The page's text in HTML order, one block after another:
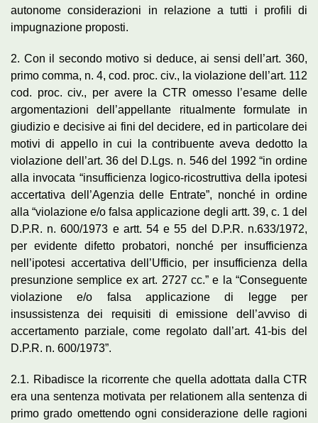
autonome considerazioni in relazione a tutti i profili di
impugnazione proposti.
2. Con il secondo motivo si deduce, ai sensi dell’art. 360,
primo comma, n. 4, cod. proc. civ., la violazione dell’art. 112
cod. proc. civ., per avere la CTR omesso l’esame delle
argomentazioni dell’appellante ritualmente formulate in
giudizio e decisive ai fini del decidere, ed in particolare dei
motivi di appello in cui la contribuente aveva dedotto la
violazione dell’art. 36 del D.Lgs. n. 546 del 1992 “in ordine
alla invocata “insufficienza logico-ricostruttiva della ipotesi
accertativa dell’Agenzia delle Entrate”, nonché in ordine
alla “violazione e/o falsa applicazione degli artt. 39, c. 1 del
D.P.R. n. 600/1973 e artt. 54 e 55 del D.P.R. n.633/1972,
per evidente difetto probatori, nonché per insufficienza
nell’ipotesi accertativa dell’Ufficio, per insufficienza della
presunzione semplice ex art. 2727 cc.” e la “Conseguente
violazione e/o falsa applicazione di legge per
insussistenza dei requisiti di emissione dell’avviso di
accertamento parziale, come regolato dall’art. 41-bis del
D.P.R. n. 600/1973”.
2.1. Ribadisce la ricorrente che quella adottata dalla CTR
era una sentenza motivata per relationem alla sentenza di
primo grado omettendo ogni considerazione delle ragioni